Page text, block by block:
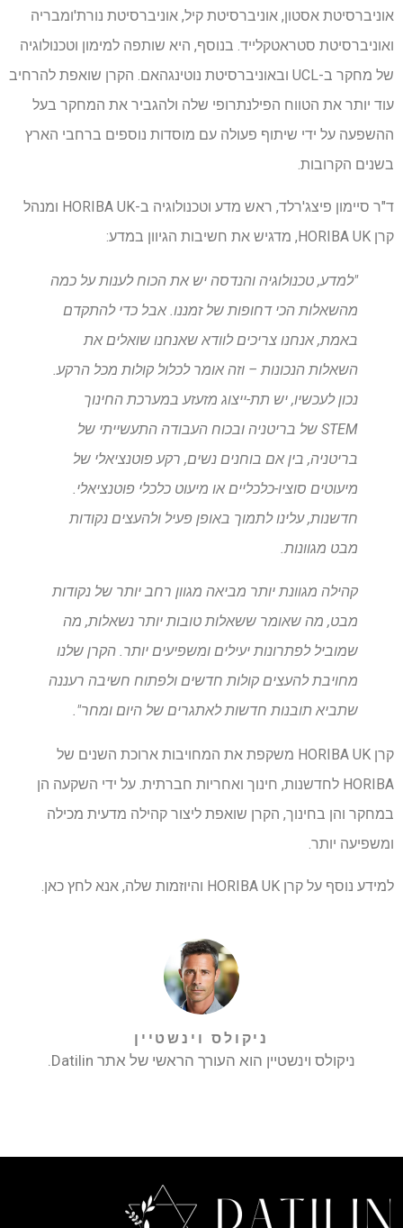
אוניברסיטת אסטון, אוניברסיטת קיל, אוניברסיטת נורת'ומבריה
ואוניברסיטת סטראטקלייד. בנוסף, היא שותפה למימון וטכנולוגיה
של מחקר ב-UCL ובאוניברסיטת נוטינגהאם. הקרן שואפת להרחיב
עוד יותר את הטווח הפילנתרופי שלה ולהגביר את המחקר בעל
ההשפעה על ידי שיתוף פעולה עם מוסדות נוספים ברחבי הארץ
בשנים הקרובות.
ד"ר סיימון פיצג'רלד, ראש מדע וטכנולוגיה ב-HORIBA UK ומנהל
קרן HORIBA UK, מדגיש את חשיבות הגיוון במדע:
"למדע, טכנולוגיה והנדסה יש את הכוח לענות על כמה
מהשאלות הכי דחופות של זמננו. אבל כדי להתקדם
באמת, אנחנו צריכים לוודא שאנחנו שואלים את
השאלות הנכונות – וזה אומר לכלול קולות מכל הרקע.
נכון לעכשיו, יש תת-ייצוג מזעזע במערכת החינוך
STEM של בריטניה ובכוח העבודה התעשייתי של
בריטניה, בין אם בוחנים נשים, רקע פוטנציאלי של
מיעוטים סוציו-כלכליים או מיעוט כלכלי פוטנציאלי.
חדשנות, עלינו לתמוך באופן פעיל ולהעצים נקודות
מבט מגוונות.
קהילה מגוונת יותר מביאה מגוון רחב יותר של נקודות
מבט, מה שאומר ששאלות טובות יותר נשאלות, מה
שמוביל לפתרונות יעילים ומשפיעים יותר. הקרן שלנו
מחויבת להעצים קולות חדשים ולפתוח חשיבה רעננה
שתביא תובנות חדשות לאתגרים של היום ומחר".
קרן HORIBA UK משקפת את המחויבות ארוכת השנים של
HORIBA לחדשנות, חינוך ואחריות חברתית. על ידי השקעה הן
במחקר והן בחינוך, הקרן שואפת ליצור קהילה מדעית מכילה
ומשפיעה יותר.
למידע נוסף על קרן HORIBA UK והיוזמות שלה, אנא לחץ כאן.
ניקולס וינשטיין
ניקולס וינשטיין הוא העורך הראשי של אתר Datilin.